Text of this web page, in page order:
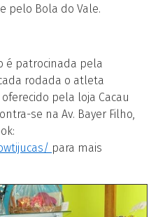
pelo Bola do Vale.
é patrocinada pela
rodada o atleta
pela loja Cacau
se na Av. Bayer Filho,
para mais